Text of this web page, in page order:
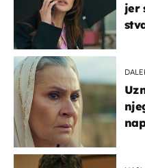
jer